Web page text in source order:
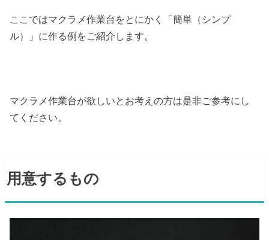
ここではマクラメ作業台をとにかく「簡単（シンプ
ル）」に作る例をご紹介します。
マクラメ作業台が欲しいとお考えの方は是非ご参考にし
てください。
用意するもの